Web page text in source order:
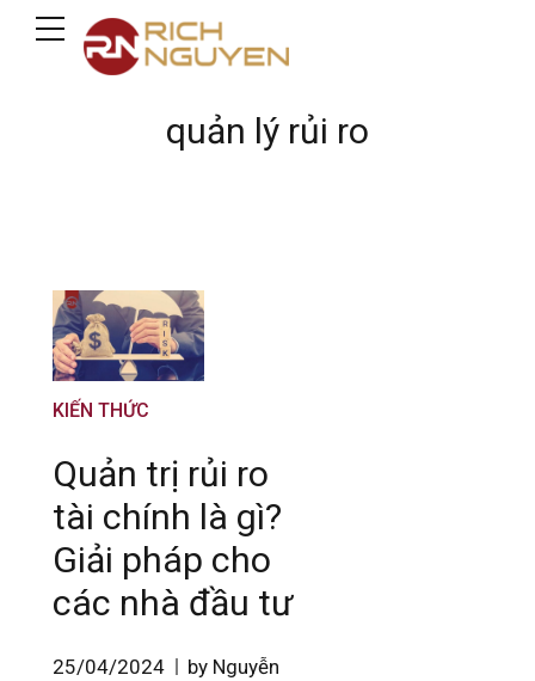
quản lý rủi ro
KIẾN THỨC
Quản trị rủi ro
tài chính là gì?
Giải pháp cho
các nhà đầu tư
25/04/2024
by Nguyễn